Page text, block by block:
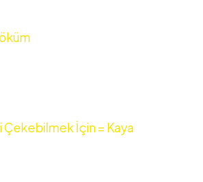
Çekebilmek İçin = Kaya